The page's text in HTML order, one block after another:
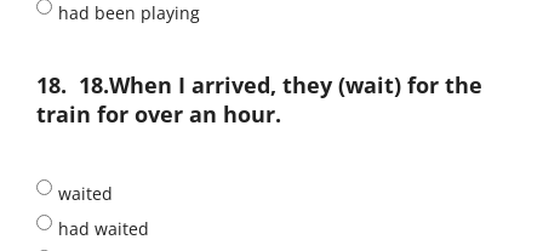
had been playing
18. 18.When I arrived, they (wait) for the
train for over an hour.
waited
had waited